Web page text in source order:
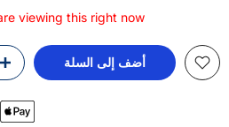
viewing this right now
أضف إلى السلة